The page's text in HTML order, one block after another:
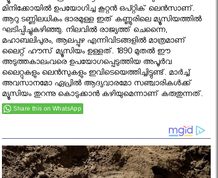
മിനിക്കോയില്‍ ഉപയോഗിച്ച കൂറ്റന്‍ ഒപ്റ്റിക് ലെന്‍സാണ്.
ആറു ടണ്ണിലധികം ഭാരമുള്ള ഇത് കണ്ണൂരിലെ മ്യൂസിയത്തില്‍
ഘടിപ്പിച്ചുകഴിഞ്ഞു. നിലവിൽ രാജ്യത്ത് ചെന്നൈ,
മഹാബലിപുരം, ആലപ്പുഴ എന്നിവിടങ്ങളില്‍ മാത്രമാണ്
ലൈറ്റ് ഹൗസ് മ്യൂസിയം ഉള്ളത്. 1890 മുതല്‍ ഈ
അടുത്തകാലംവരെ ഉപയോഗപ്പെടുത്തിയ അപൂര്‍വ
ലൈറ്റുകളും ലെന്‍സുകളും ഇവിടെയെത്തിച്ചിട്ടുണ്ട്. മാര്‍ച്ച്
അവസാനമോ ഏപ്രില്‍ ആദ്യവാരമോ സഞ്ചാരികള്‍ക്ക്
മ്യൂസിയം തുറന്നു കൊടുക്കാൻ കഴിയുമെന്നാണ് കരുതുന്നത്.
Share this on WhatsApp